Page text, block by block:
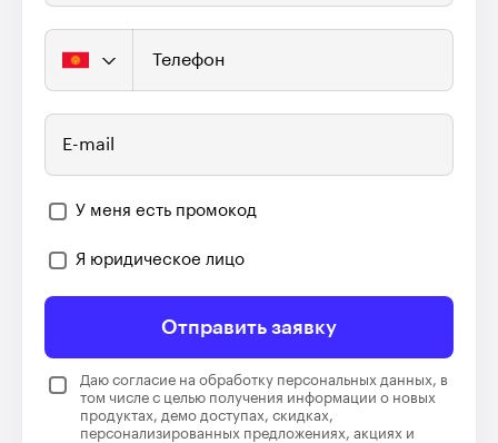
Телефон
E-mail
У меня есть промокод
Я юридическое лицо
Отправить заявку
Даю согласие на обработку персональных данных, в
том числе с целью получения информации о новых
продуктах, демо доступах, скидках,
персонализированных предложениях, акциях и